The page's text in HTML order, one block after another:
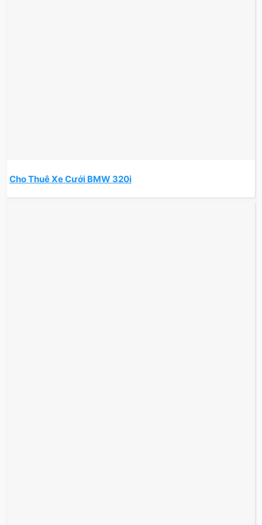
Cho Thuê Xe Cưới BMW 320i